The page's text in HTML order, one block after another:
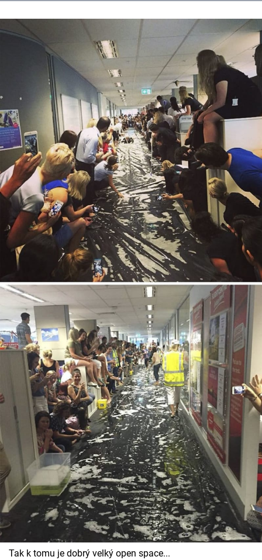
Tak k tomu je dobrý velký open space...